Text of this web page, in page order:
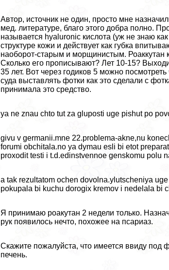
Автор, источник не один, просто мне
мед. литературе, благо этого добра полно.
называется hyaluronic кислота (уж не знаю
структуре кожи и действует как губка
наоборот-старым и морщинистым. Роаккутан
Сколько его прописывают? Лет 10-15?
35 лет. Вот через годиков 5 можно
суда выставлять фотки как это сделали с
принимала это средство.
ya ne znau chto tut za gluposti uge pishut po
givu v germanii.mne 22.problema-akne,nu
forumi obchitala.no ya dymau esli bi etot
proxodit testi i t.d.edinstvennoe genskomu polu
a tak rezultatom ochen dovolna.ylutscheniya
pokupala bi kuchu dorogix kremov i nedelala bi
Я принимаю роакутан 2 недели только.
рук появилось нечто, похожее на псариаз.
Скажите пожалуйста, что имеется ввиду под
печень.